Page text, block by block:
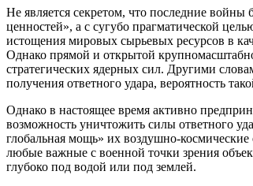
Не является секретом, что последние
ценностей», а с сугубо прагматической
истощения мировых сырьевых ресурсов в
Однако прямой и открытой
стратегических ядерных сил. Другими
получения ответного удара, вероятность
Однако в настоящее время активно
возможность уничтожить силы ответного
глобальная мощь» их воздушно-
любые важные с военной точки зрения
глубоко под водой или под землей.